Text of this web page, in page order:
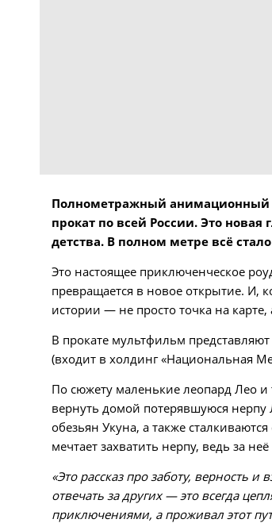
Полнометражный анимационный
прокат по всей России. Это
детства. В полном метре всё
Это настоящее приключенческое
превращается в новое открытие. И,
истории — не просто точка на карте,
В прокате мультфильм
(входит в холдинг «Национальная
По сюжету маленькие леопард Лео и
вернуть домой потерявшуюся
обезьян Укуна, а также
мечтает захватить нерпу, ведь за
«Это рассказ про заботу, верность
отвечать за других — это всегда
приключениями, а проживал этот